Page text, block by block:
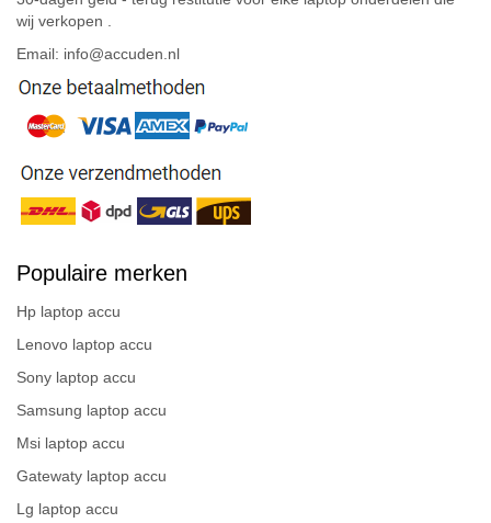
wij verkopen .
Email: info@accuden.nl
Populaire merken
Hp laptop accu
Lenovo laptop accu
Sony laptop accu
Samsung laptop accu
Msi laptop accu
Gatewaty laptop accu
Lg laptop accu